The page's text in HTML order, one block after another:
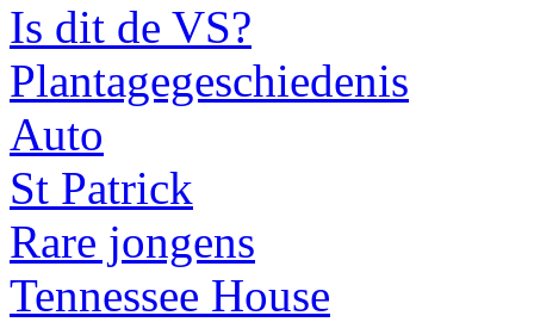
Is dit de VS?
Plantagegeschiedenis
Auto
St Patrick
Rare jongens
Tennessee House